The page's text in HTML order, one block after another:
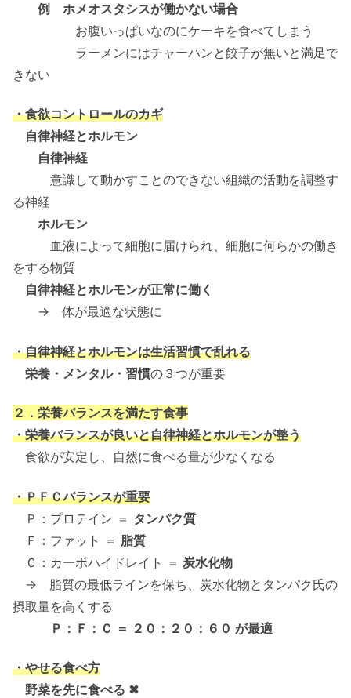
例 ホメオスタシスが働かない場合
お腹いっぱいなのにケーキを食べてしまう
ラーメンにはチャーハンと餃子が無いと満足で
きない
・食欲コントロールのカギ
自律神経とホルモン
自律神経
意識して動かすことのできない組織の活動を調整す
る神経
ホルモン
血液によって細胞に届けられ、細胞に何らかの働き
をする物質
自律神経とホルモンが正常に働く
→ 体が最適な状態に
・自律神経とホルモンは生活習慣で乱れる
栄養・メンタル・習慣の３つが重要
２．栄養バランスを満たす食事
・栄養バランスが良いと自律神経とホルモンが整う
食欲が安定し、自然に食べる量が少なくなる
・ＰＦＣバランスが重要
Ｐ：プロテイン ＝ タンパク質
Ｆ：ファット ＝ 脂質
Ｃ：カーボハイドレイト ＝ 炭水化物
→ 脂質の最低ラインを保ち、炭水化物とタンパク氏の
摂取量を高くする
Ｐ：Ｆ：Ｃ ＝ ２０：２０：６０ が最適
・やせる食べ方
野菜を先に食べる ✖